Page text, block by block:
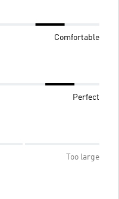
Comfortable
Perfect
Too large